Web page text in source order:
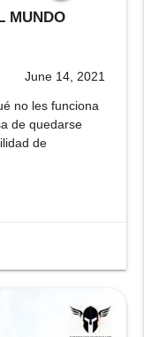
stop
MUNDO
June 14, 2021
no les funciona
de quedarse
de